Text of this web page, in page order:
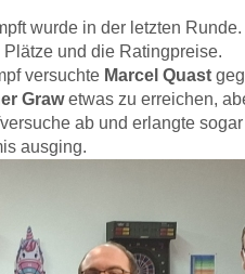
wurde in der letzten
Plätze und die Ratingpreise.
versuchte Marcel Quast
Grawetwas zu erreichen,
ab und erlangte
ausging.